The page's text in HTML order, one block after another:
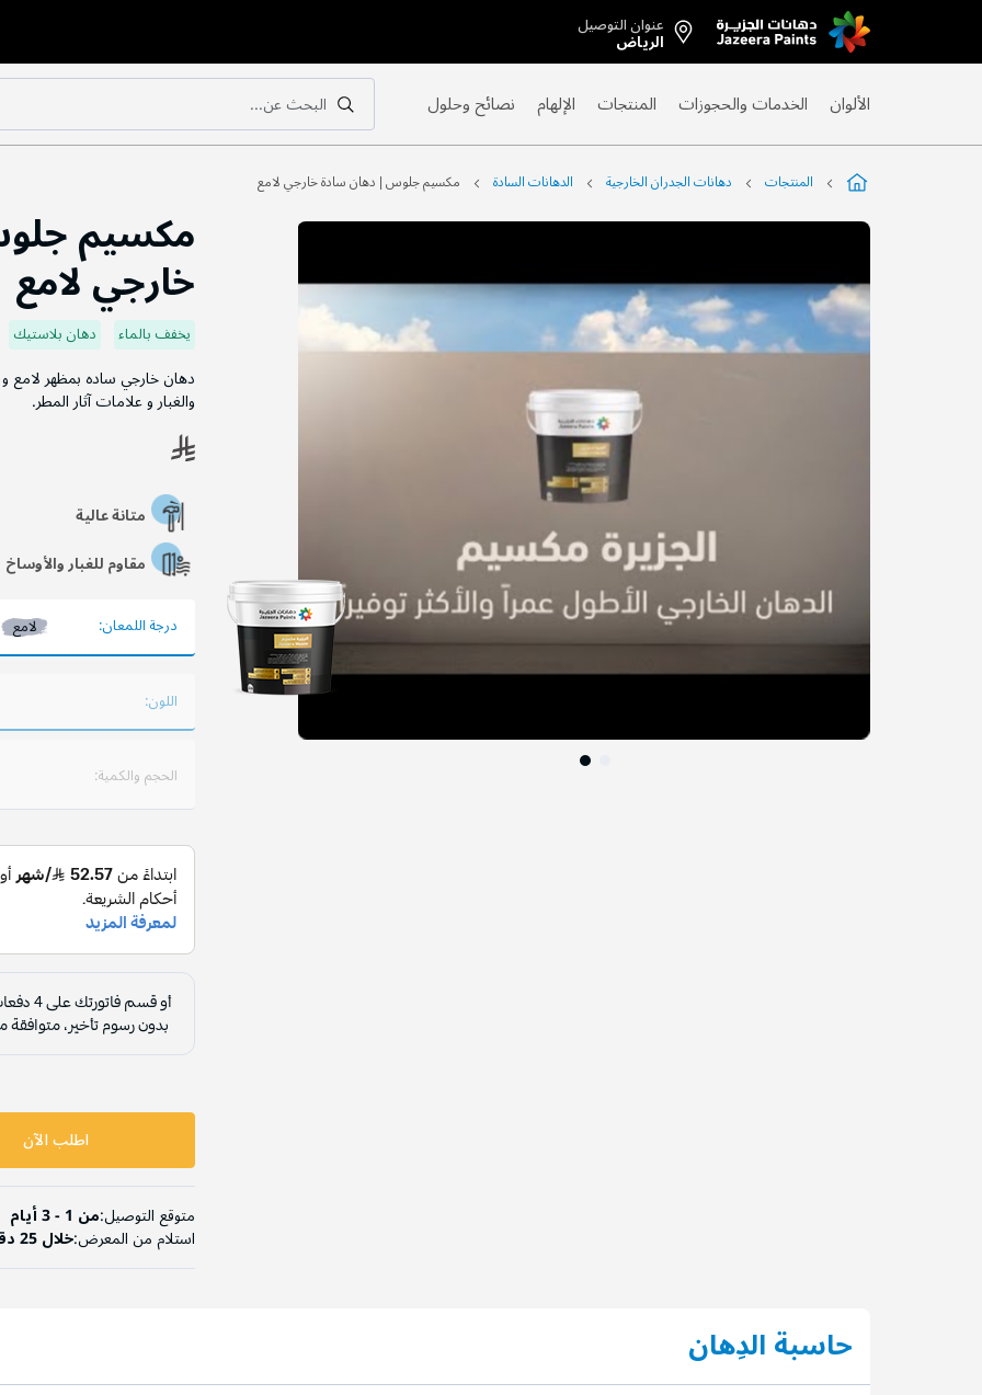
Skip
to
عنوان التوصيل
الرياض
بحث
البحث عن...
بحث الألوان الخدمات والحجوزات المنتجات الإلهام نصائح وحلول
المنتجات دهانات الجدران الخارجية الدهانات السادة مكسيم جلوس | دهان سادة خارجي لامع
مكسيم
خارجي لامع
يخفف بالماء دهان بلاستيك
دهان خارجي ساده بمظهر لامع
والغبار و علامات آثار المطر.
متانة عالية
مقاوم للغبار والأوساخ
درجة اللمعان: لامع
اللون:
الحجم والكمية:
اطلب الآن
متوقع التوصيل:من 1 - 3 أيام
استلام من المعرض:خلال 25 دقيقة
التخطي
نهاية
معرض
الصور
حاسبة الدِهان